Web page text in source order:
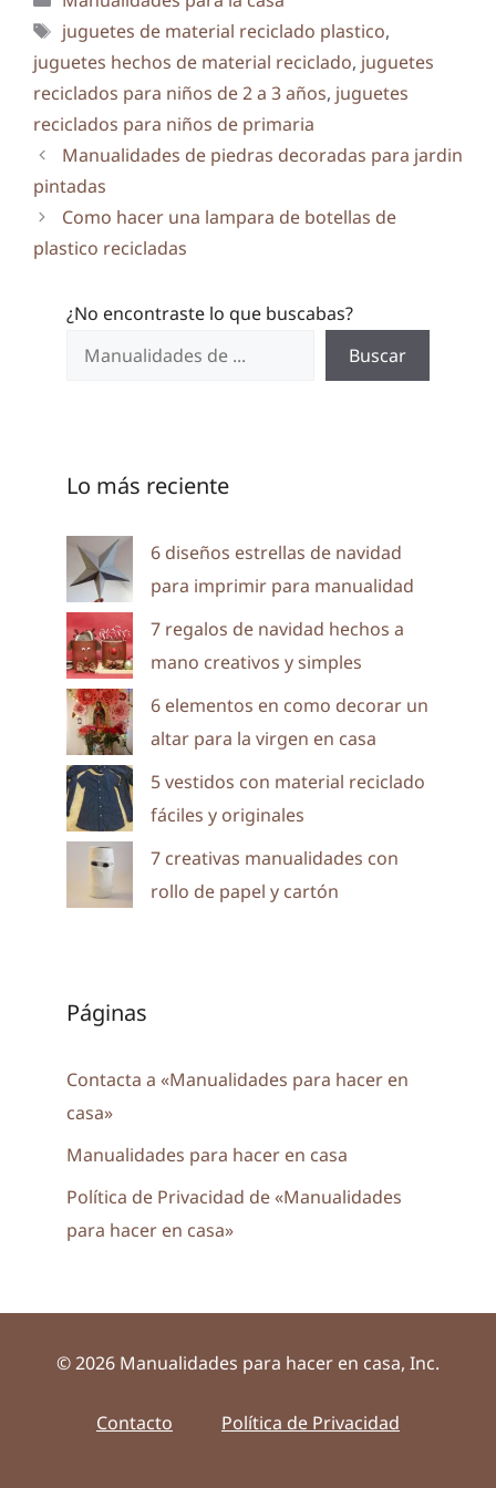
Etiquetas
juguetes de material reciclado plastico,
juguetes hechos de material reciclado, juguetes
reciclados para niños de 2 a 3 años, juguetes
reciclados para niños de primaria
Manualidades de piedras decoradas para jardin
pintadas
Como hacer una lampara de botellas de
plastico recicladas
¿No encontraste lo que buscabas?
Buscar
Lo más reciente
6 diseños estrellas de navidad
para imprimir para manualidad
7 regalos de navidad hechos a
mano creativos y simples
6 elementos en como decorar un
altar para la virgen en casa
5 vestidos con material reciclado
fáciles y originales
7 creativas manualidades con
rollo de papel y cartón
Páginas
Contacta a «Manualidades para hacer en
casa»
Manualidades para hacer en casa
Política de Privacidad de «Manualidades
para hacer en casa»
© 2026 Manualidades para hacer en casa, Inc.
Contacto Política de Privacidad